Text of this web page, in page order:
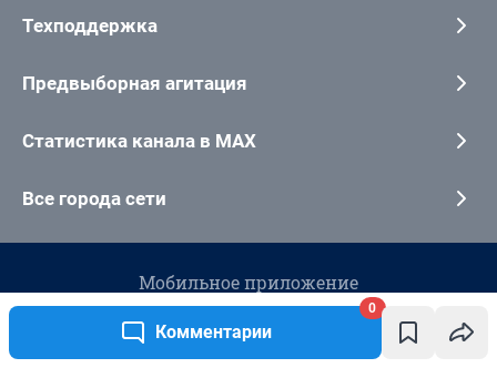
Комментарии
0